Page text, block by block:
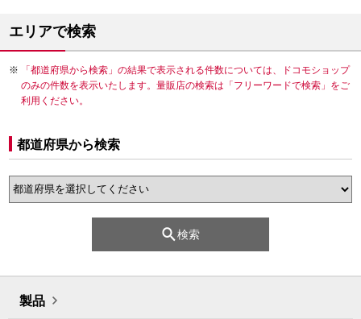
エリアで検索
「都道府県から検索」の結果で表示される件数については、ドコモショップ
のみの件数を表示いたします。量販店の検索は「フリーワードで検索」をご
利用ください。
都道府県から検索
検索
製品